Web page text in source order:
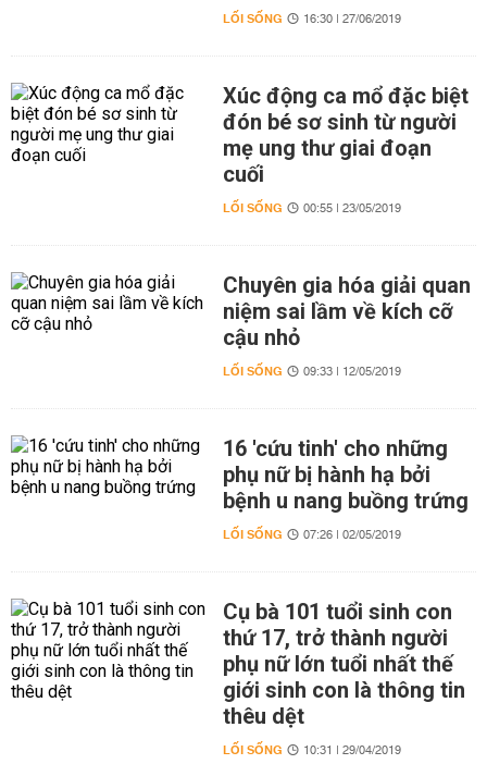
LỐI SỐNG 16:30 | 27/06/2019
Xúc động ca mổ đặc biệt
đón bé sơ sinh từ người
mẹ ung thư giai đoạn
cuối
LỐI SỐNG 00:55 | 23/05/2019
Chuyên gia hóa giải quan
niệm sai lầm về kích cỡ
cậu nhỏ
LỐI SỐNG 09:33 | 12/05/2019
16 'cứu tinh' cho những
phụ nữ bị hành hạ bởi
bệnh u nang buồng trứng
LỐI SỐNG 07:26 | 02/05/2019
Cụ bà 101 tuổi sinh con
thứ 17, trở thành người
phụ nữ lớn tuổi nhất thế
giới sinh con là thông tin
thêu dệt
LỐI SỐNG 10:31 | 29/04/2019